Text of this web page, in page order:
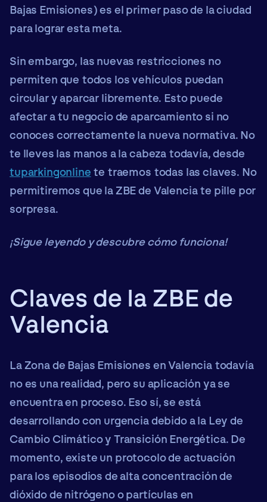
Bajas Emisiones) es el primer paso de la ciudad
para lograr esta meta.
Sin embargo, las nuevas restricciones no
permiten que todos los vehículos puedan
circular y aparcar libremente. Esto puede
afectar a tu negocio de aparcamiento si no
conoces correctamente la nueva normativa. No
te lleves las manos a la cabeza todavía, desde
tuparkingonline te traemos todas las claves. No
permitiremos que la ZBE de Valencia te pille por
sorpresa.
¡Sigue leyendo y descubre cómo funciona!
Claves de la ZBE de
Valencia
LaZona de Bajas Emisiones en Valenciatodavía
no es una realidad, pero su aplicación ya se
encuentra en proceso. Eso sí, se está
desarrollando con urgencia debido a la Ley de
Cambio Climático y Transición Energética. De
momento, existe un protocolo de actuación
para los episodios de alta concentración de
dióxido de nitrógeno o partículas en